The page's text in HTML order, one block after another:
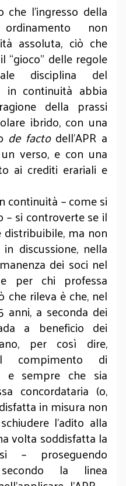
l’ingresso della
non
assoluta, ciò che
“gioco” delle regole
disciplina del
in continuità abbia
della prassi
ibrido, con una
de factodell’APR a
verso, e con una
ai crediti erariali e
continuità – come si
– si controverte se il
ma non
discussione, nella
dei soci nel
per chi professa
che rileva è che, nel
anni, a seconda dei
a beneficio dei
per così dire,
compimento di
e sempre che sia
concordataria (o,
in misura non
l’adito alla
volta soddisfatta la
– proseguendo
secondo la linea